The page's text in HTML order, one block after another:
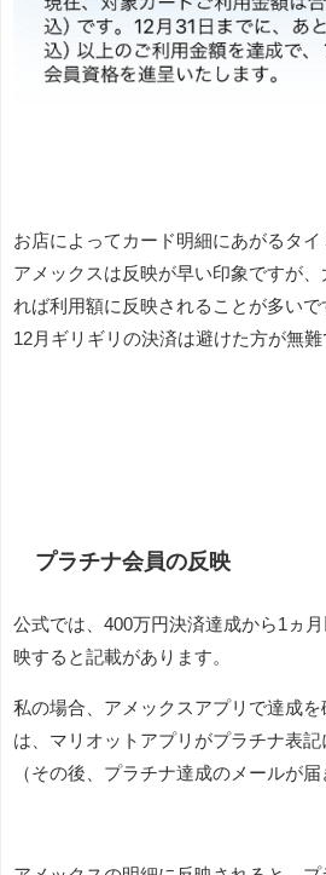
お店によってカード明細にあがるタイ
アメックスは反映が早い印象ですが
れば利用額に反映されることが多いで
12月ギリギリの決済は避けた方が無難
プラチナ会員の反映
公式では、400万円決済達成から1ヵ
映すると記載があります。
私の場合、アメックスアプリで達成を
は、マリオットアプリがプラチナ表
（その後、プラチナ達成のメールが届